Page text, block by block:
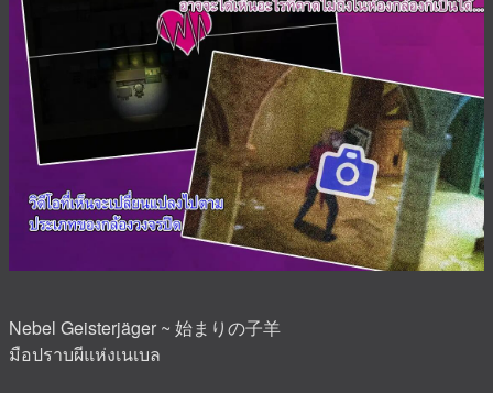
Nebel Geisterjäger ~ 始まりの子羊
มือปราบผีแห่งเนเบล